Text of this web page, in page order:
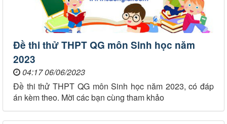
Đề thi thử THPT QG môn Sinh học năm
2023
04:17 06/06/2023
Đề thi thử THPT QG môn Sinh học năm 2023, có đáp
án kèm theo. Mời các bạn cùng tham khảo